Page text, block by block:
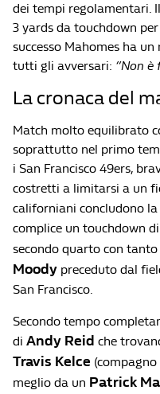
dei tempi regolamentari.
3 yards da touchdown
successo Mahomes ha
tutti gli avversari: “Non
La cronaca del
Match molto equilibrato
soprattutto nel primo
i San Francisco 49ers,
costretti a limitarsi a un
californiani concludono
complice un touchdown di
secondo quarto con
Moody preceduto dal
San Francisco.
Secondo tempo
di Andy Reid che
Travis Kelce
meglio da un Patrick